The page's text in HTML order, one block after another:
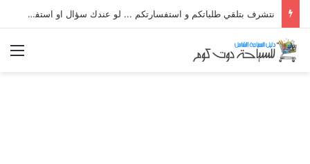
نتشرف بتلقي طلباتكم و استفسارتكم ... لو عندك سؤال او استفسار ماتدرددش فى طلب المساعدة